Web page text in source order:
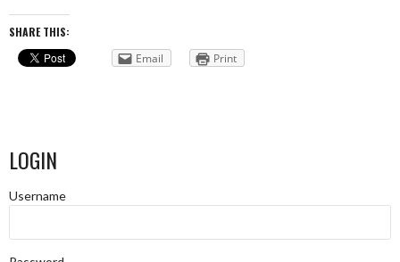
SHARE THIS:
Email
Print
LOGIN
Username